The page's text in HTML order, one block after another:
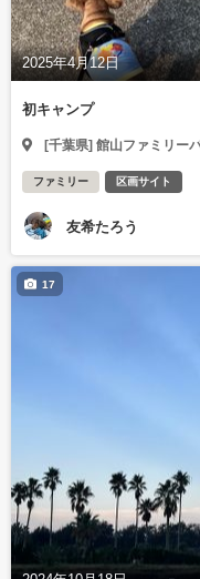
2025年4月12日
初キャンプ
[千葉県] 館山ファミリー
ファミリー 区画サイト
友希たろう
17